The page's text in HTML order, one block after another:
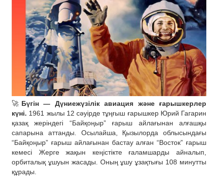
🚀 Бүгін — Дүниежүзілік авиация және ғарышкерлер
күні. 1961 жылы 12 сәуірде тұңғыш ғарышкер Юрий Гагарин
қазақ жеріндегі “Байқоңыр” ғарыш айлағынан алғашқы
сапарына аттанды. Осылайша, Қызылорда облысындағы
“Байқоңыр” ғарыш айлағынан бастау алған “Восток” ғарыш
кемесі Жерге жақын кеңістікте ғаламшарды айналып,
орбиталық ұшуын жасады. Оның ұшу ұзақтығы 108 минутты
құрады.